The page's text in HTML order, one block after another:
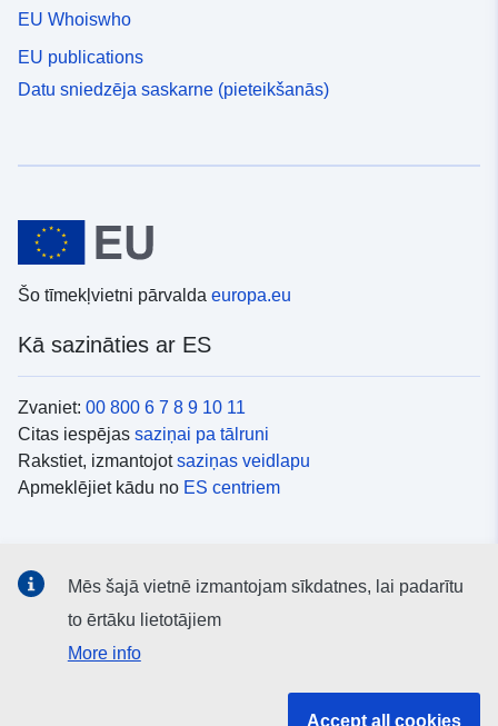
EU Whoiswho
EU publications
Datu sniedzēja saskarne (pieteikšanās)
Šo tīmekļvietni pārvalda europa.eu
Kā sazināties ar ES
Zvaniet: 00 800 6 7 8 9 10 11
Citas iespējas saziņai pa tālruni
Rakstiet, izmantojotsaziņas veidlapu
Apmeklējiet kādu no ES centriem
ES kontisociālajos medijos
Mēs šajā vietnē izmantojam sīkdatnes, lai padarītu
to ērtāku lietotājiem
More info
Accept all cookies